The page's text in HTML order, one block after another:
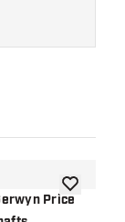
Price
Zur